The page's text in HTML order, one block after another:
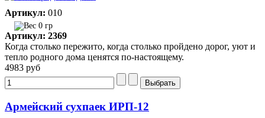
Артикул: 010
0 гр
Артикул: 2369
Когда столько пережито, когда столько пройдено дорог, уют и
тепло родного дома ценятся по-настоящему.
4983 руб
Армейский сухпаек ИРП-12